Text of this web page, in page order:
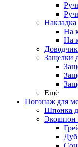
На
На
Защелки
Ещё
Погонаж для
Шпонка
Экошпон
Дуб